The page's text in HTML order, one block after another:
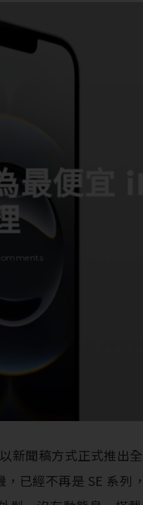
最便宜
新聞稿方式正式推出
已經不再是 SE 系列